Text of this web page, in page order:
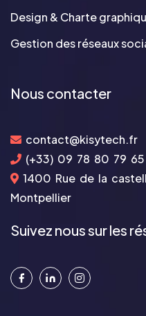
Design & Charte
Gestion des réseaux
Nous contacter
contact@kisytech.fr
(+33) 09 78 80 79 65
1400 Rue de la
Montpellier
Suivez nous sur les